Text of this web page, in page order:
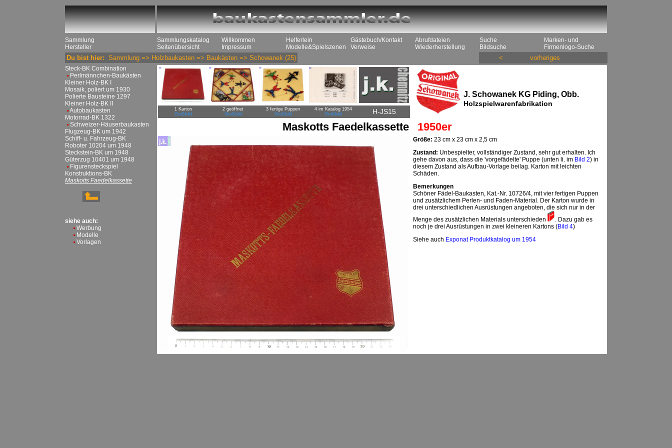
Sammlung
Hersteller
Sammlungskatalog
Seitenübersicht
Willkommen
Impressum
Helferlein
Modelle&Spielszenen
Gästebuch/Kontakt
Verweise
Abrufdateien
Wiederherstellung
Suche
Bildsuche
Marken- und
Firmenlogo-Suche
Du bist hier: Sammlung => Holzbaukasten => Baukästen => Schowanek (25) < vorheriges
Steck-BK Combination
Perlmännchen-Baukästen
Kleiner Holz-BK I
Mosaik, poliert um 1930
Polierte Bausteine 1297
Kleiner Holz-BK II
Autobaukasten
Motorrad-BK 1322
Schweizer-Häuserbaukasten
Flugzeug-BK um 1942
Schiff- u. Fahrzeug-BK
Roboter 10204 um 1948
Steckstein-BK um 1948
Güterzug 10401 um 1948
Figurensteckspiel
Konstruktions-BK
Maskotts Faedelkassette
siehe auch:
Werbung
Modelle
Vorlagen
1 Karton
Großbild
2 geöffnet
Großbild
3 fertige Puppen
Großbild
4 im Katalog 1954
Großbild
H-JS15
J. Schowanek KG Piding, Obb.
Holzspielwarenfabrikation
Maskotts Faedelkassette 1950er
Größe: 23 cm x 23 cm x 2,5 cm
Zustand: Unbespielter, vollständiger Zustand, sehr gut erhalten. Ich
gehe davon aus, dass die 'vorgefädelte' Puppe (unten li. im Bild 2) in
diesem Zustand als Aufbau-Vorlage beilag. Karton mit leichten
Schäden.
Bemerkungen
Schöner Fädel-Baukasten, Kat.-Nr. 10726/4, mit vier fertigen Puppen
und zusätzlichem Perlen- und Faden-Material. Der Karton wurde in
drei unterschiedlichen Ausrüstungen angeboten, die sich nur in der
Menge des zusätzlichen Materials unterschieden
. Dazu gab es
noch je drei Ausrüstungen in zwei kleineren Kartons (Bild 4)
Siehe auch Exponat Produktkatalog um 1954